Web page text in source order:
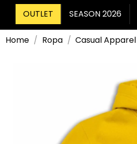
OUTLET SEASON 2026
Home Ropa Casual Apparel